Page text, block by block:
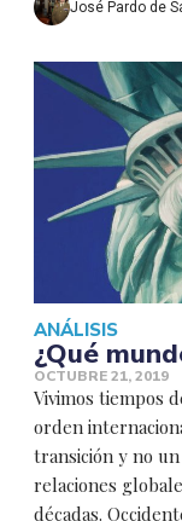
José Pardo de
ANÁLISIS
¿Qué
OCTUBRE 21, 2019
Vivimos tiempos
orden
transición y no
relaciones
décadas.